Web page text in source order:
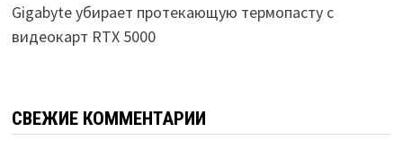
Gigabyte убирает протекающую термопасту с
видеокарт RTX 5000
СВЕЖИЕ КОММЕНТАРИИ